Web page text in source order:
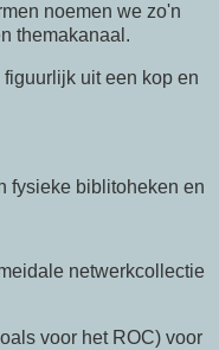
noemen we zo'n
themakanaal.
uit een kop en
fysieke biblitoheken en
netwerkcollectie
voor het ROC) voor